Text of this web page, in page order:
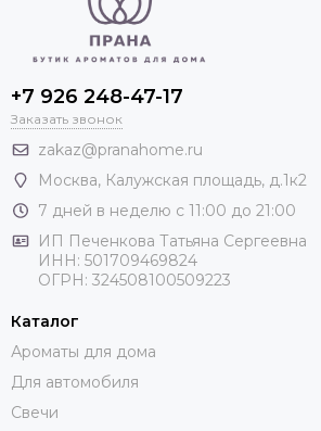
+7 926 248-47-17
Заказать звонок
zakaz@pranahome.ru
Москва, Калужская площадь, д.1к2
7 дней в неделю с 11:00 до 21:00
ИП Печенкова Татьяна Сергеевна
ИНН: 501709469824
ОГРН: 324508100509223
Каталог
Ароматы для дома
Для автомобиля
Свечи